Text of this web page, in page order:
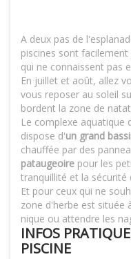
A deux pas de
piscines sont
qui ne connaissent pas
En juillet et août, allez
vous reposer au soleil
bordent la zone de
Le complexe aquatique
dispose d'un grand
chauffée par des
pataugeoire pour les
tranquillité et la sécurité
Et pour ceux qui ne
zone d'herbe est située
nique ou attendre les
INFOS
PISCINE